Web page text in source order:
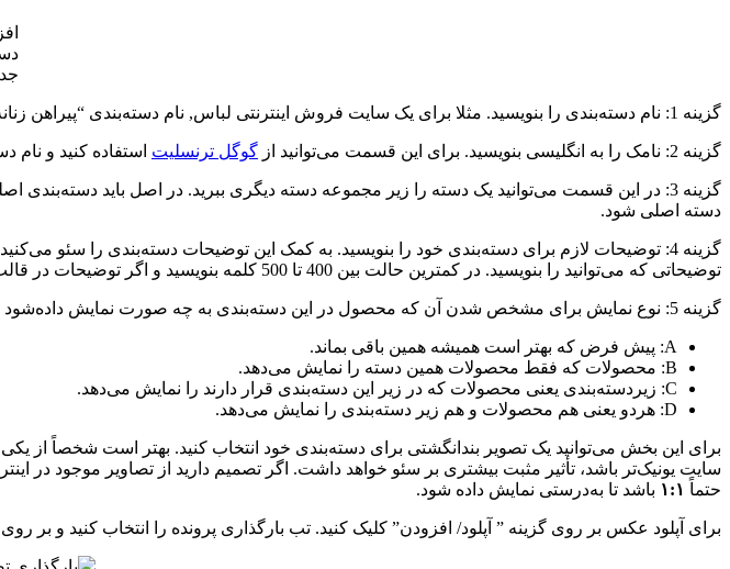
گزینه 1: نام دسته‌بندی را بنویسید. مثلا برای یک سایت فروش اینترنتی لباس, نام دسته‌بندی “پیراهن زنانه” مناسب است.
گزینه 2: نامک را به انگلیسی بنویسید. برای این قسمت می‌توانید از گوگل ترنسلیت استفاده کنید و نام
گزینه 3: در این قسمت می‌توانید یک دسته را زیر مجموعه دسته دیگری ببرید. در اصل باید
دسته اصلی شود.
گزینه 4: توضیحات لازم برای دسته‌بندی خود را بنویسید. به کمک این توضیحات دسته‌بندی را سئو
توضیحاتی که می‌توانید را بنویسید. در کمترین حالت بین 400 تا 500 کلمه بنویسید و اگر توضیحات در قالب‌سایت‌تان نمایش داده نشد, حتما با سازنده قالب ارتباط برقرار کنید تا این بخش را برایتان تصحیح کند.
گزینه 5: نوع نمایش برای مشخص شدن آن که محصول در این دسته‌بندی به چه صورت نمایش داده‌شود است و 4 زیر گزینه به شرح زیر دارد:
A: پیش فرض که بهتر است همیشه همین باقی بماند.
B: محصولات که فقط محصولات همین دسته را نمایش می‌دهد.
C: زیردسته‌بندی یعنی محصولات که در زیر این دسته‌بندی قرار دارند را نمایش می‌دهد.
D: هردو یعنی هم محصولات و هم زیر دسته‌بندی را نمایش می‌دهد.
برای این بخش می‌توانید یک تصویر بندانگشتی برای دسته‌بندی خود انتخاب کنید. بهتر است شخصاً از
سایت یونیک‌تر باشد، تأثیر مثبت بیشتری بر سئو خواهد داشت. اگر تصمیم دارید از تصاویر موجود در
حتماً ۱:۱ باشد تا به‌درستی نمایش داده شود.
برای آپلود عکس بر روی گزینه ” آپلود/ افزودن” کلیک کنید. تب بارگذاری پرونده را انتخاب کنید و بر